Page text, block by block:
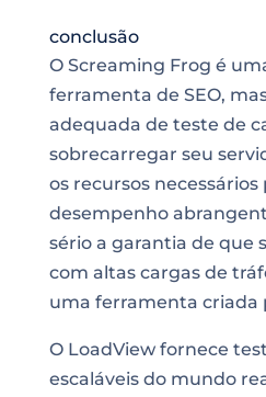
conclusão
O Screaming Frog é
ferramenta de SEO,
adequada de teste de
sobrecarregar seu
os recursos necessários
desempenho
sério a garantia de que
com altas cargas de
uma ferramenta criada
O LoadView fornece
escaláveis do mundo